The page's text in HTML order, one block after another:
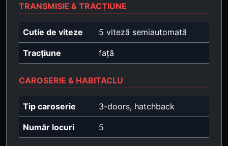
TRANSMISIE & TRACȚIUNE
Cutie de viteze 5 viteză semiautomată
Tracțiune față
CAROSERIE & HABITACLU
Tip caroserie 3-doors, hatchback
Număr locuri 5